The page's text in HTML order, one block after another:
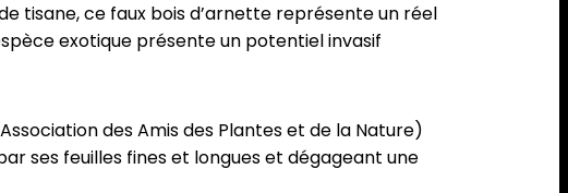
tisane, ce faux bois d’arnette représente un réel
exotique présente un potentiel invasif
des Amis des Plantes et de la Nature)
ses feuilles fines et longues et dégageant une